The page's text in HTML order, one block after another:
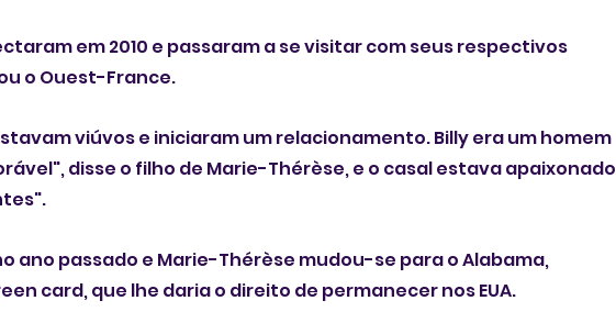
em 2010 e passaram a se visitar com seus respectivos
o Ouest-France.
viúvos e iniciaram um relacionamento. Billy era um homem
disse o filho de Marie-Thérèse, e o casal estava apaixonado
ano passado e Marie-Thérèse mudou-se para o Alabama,
card, que lhe daria o direito de permanecer nos EUA.